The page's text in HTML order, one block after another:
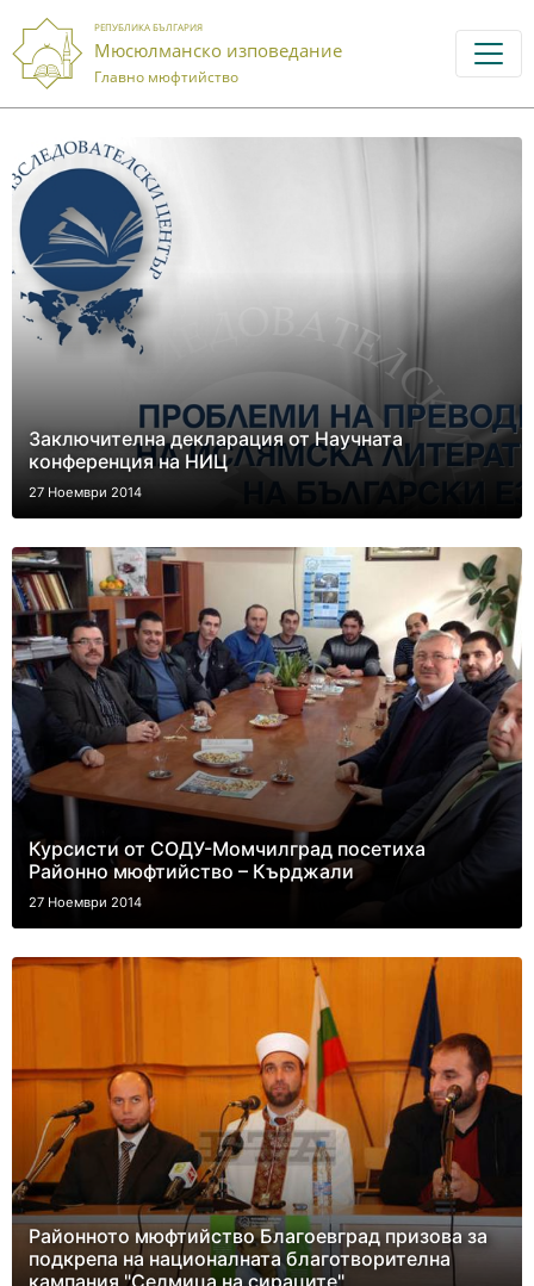
РЕПУБЛИКА БЪЛГАРИЯ
Мюсюлманско изповедание
Главно мюфтийство
Заключителна декларация от Научната
конференция на НИЦ
27 Ноември 2014
Курсисти от СОДУ-Момчилград посетиха
Районно мюфтийство – Кърджали
27 Ноември 2014
Районното мюфтийство Благоевград призова за
подкрепа на националната благотворителна
кампания "Седмица на сираците"